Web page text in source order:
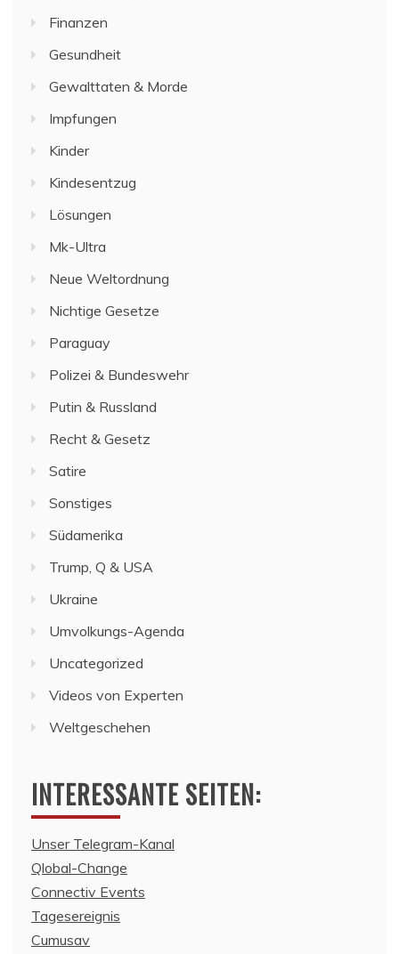
Finanzen
Gesundheit
Gewalttaten & Morde
Impfungen
Kinder
Kindesentzug
Lösungen
Mk-Ultra
Neue Weltordnung
Nichtige Gesetze
Paraguay
Polizei & Bundeswehr
Putin & Russland
Recht & Gesetz
Satire
Sonstiges
Südamerika
Trump, Q & USA
Ukraine
Umvolkungs-Agenda
Uncategorized
Videos von Experten
Weltgeschehen
INTERESSANTE SEITEN:
Unser Telegram-Kanal
Qlobal-Change
Connectiv Events
Tagesereignis
Cumusav